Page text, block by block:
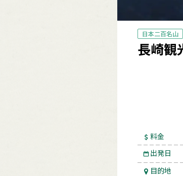
日本二百名山
長崎観
料金
出発日
目的地